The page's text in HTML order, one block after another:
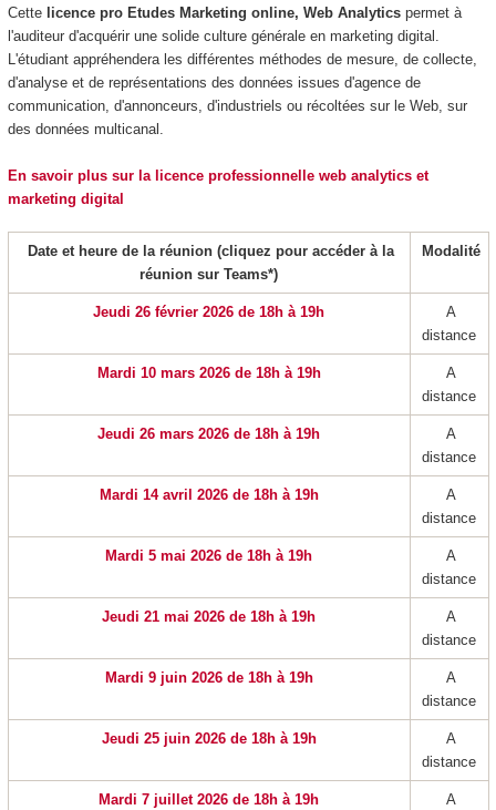
Cettelicence pro Etudes Marketing online, Web Analyticspermet à
l'auditeur d'acquérir une solide culture générale en marketing digital.
L'étudiant appréhendera les différentes méthodes de mesure, de collecte,
d'analyse et de représentations des données issues d'agence de
communication, d'annonceurs, d'industriels ou récoltées sur le Web, sur
des données multicanal.
En savoir plus sur la licence professionnelle web analytics et
marketing digital
Date et heure de la réunion (cliquez pour accéder à la
réunion sur Teams*)
Modalité
Jeudi 26 février 2026 de 18h à 19h
A
distance
Mardi 10 mars 2026 de 18h à 19h
A
distance
Jeudi 26 mars 2026 de 18h à 19h
A
distance
Mardi 14 avril 2026 de 18h à 19h
A
distance
Mardi 5 mai 2026 de 18h à 19h
A
distance
Jeudi 21 mai 2026 de 18h à 19h
A
distance
Mardi 9 juin 2026 de 18h à 19h
A
distance
Jeudi 25 juin 2026 de 18h à 19h
A
distance
Mardi 7 juillet 2026 de 18h à 19h
A